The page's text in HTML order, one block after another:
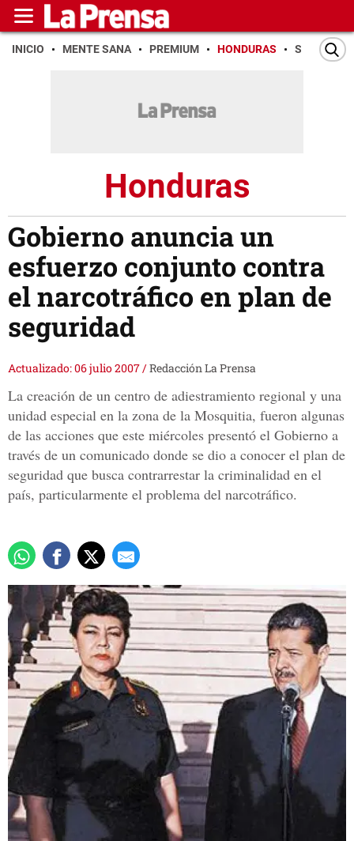
INICIO MENTE SANA PREMIUM HONDURAS SAN PEDRO
Honduras
Gobierno anuncia un
esfuerzo conjunto contra
el narcotráfico en plan de
seguridad
Actualizado: 06 julio 2007/Redacción La Prensa
La creación de un centro de adiestramiento regional y una
unidad especial en la zona de la Mosquitia, fueron algunas
de las acciones que este miércoles presentó el Gobierno a
través de un comunicado donde se dio a conocer el plan de
seguridad que busca contrarrestar la criminalidad en el
país, particularmente el problema del narcotráfico.